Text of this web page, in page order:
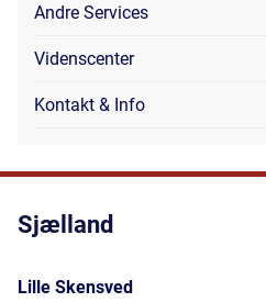
Andre Services
Videnscenter
Kontakt & Info
Sjælland
Lille Skensved